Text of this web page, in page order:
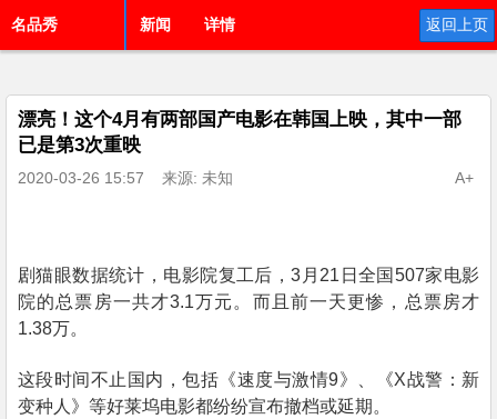
名品秀 新闻 详情 返回上页
漂亮！这个4月有两部国产电影在韩国上映，其中一部
已是第3次重映
2020-03-26 15:57 来源: 未知 A+
剧猫眼数据统计，电影院复工后，3 月 21 日全国 507家电影
院的总票房一共才3.1万元。而且前一天更惨，总票房才
1.38万。
这段时间不止国内，包括《速度与激情9》、《X战警：新
变种人》等好莱坞电影都纷纷宣布撤档或延期。